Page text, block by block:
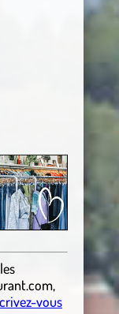
,
vous